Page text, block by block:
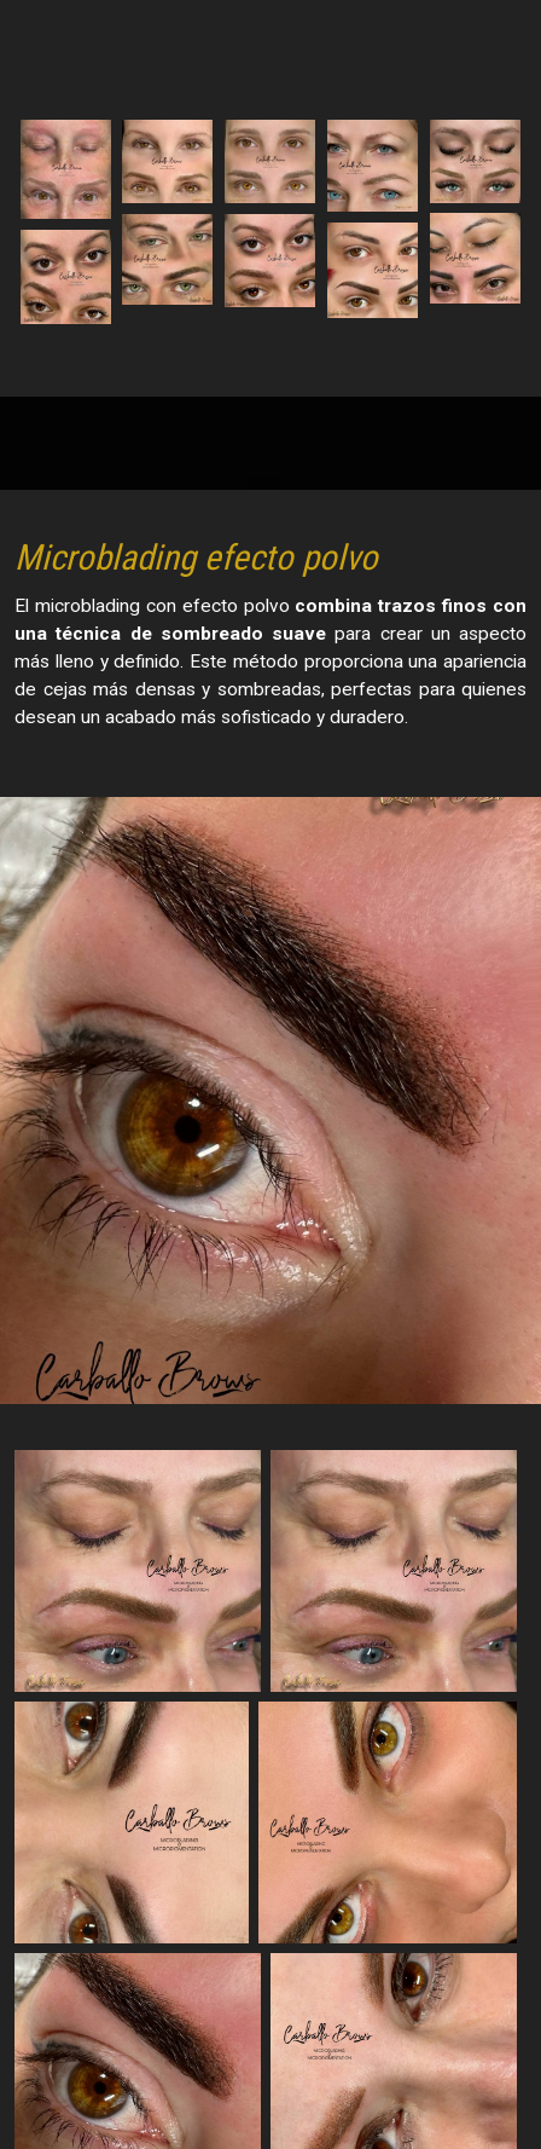
Microblading efecto polvo
El microblading con efecto polvo combina trazos finos con
una técnica de sombreado suave para crear un aspecto
más lleno y definido. Este método proporciona una apariencia
de cejas más densas y sombreadas, perfectas para quienes
desean un acabado más sofisticado y duradero.